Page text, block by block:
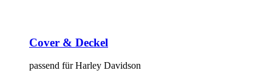
Cover & Deckel
passend für Harley Davidson